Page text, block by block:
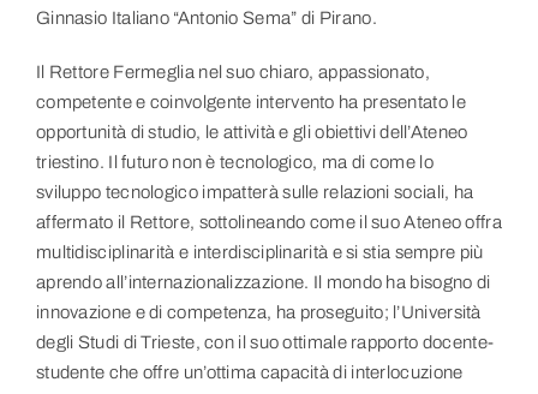
Ginnasio Italiano “Antonio Sema” di Pirano.
Il Rettore Fermeglia nel suo chiaro, appassionato,
competente e coinvolgente intervento ha presentato le
opportunità di studio, le attività e gli obiettivi dell’Ateneo
triestino. Il futuro non è tecnologico, ma di come lo
sviluppo tecnologico impatterà sulle relazioni sociali, ha
affermato il Rettore, sottolineando come il suo Ateneo offra
multidisciplinarità e interdisciplinarità e si stia sempre più
aprendo all’internazionalizzazione. Il mondo ha bisogno di
innovazione e di competenza, ha proseguito; l’Università
degli Studi di Trieste, con il suo ottimale rapporto docente-
studente che offre un’ottima capacità di interlocuzione